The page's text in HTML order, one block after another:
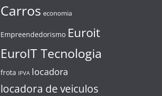
Carros economia
Empreendedorismo Euroit
EuroIT Tecnologia
frota IPVA locadora
locadora de veiculos